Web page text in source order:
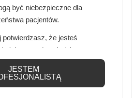
dziś najlepsi eksperci będący
dentystyki i tego, jak
rok z ponad 300 fotelami,
pacjentów – mówi Wioletta
Konferencja
być niebezpieczne dla
pacjentów.
potwierdzasz, że jesteś
odpowiednią
JESTEM